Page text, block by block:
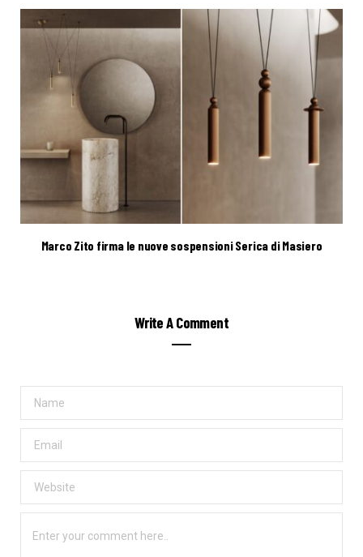
Marco Zito firma le nuove sospensioni Serica di Masiero
Write A Comment